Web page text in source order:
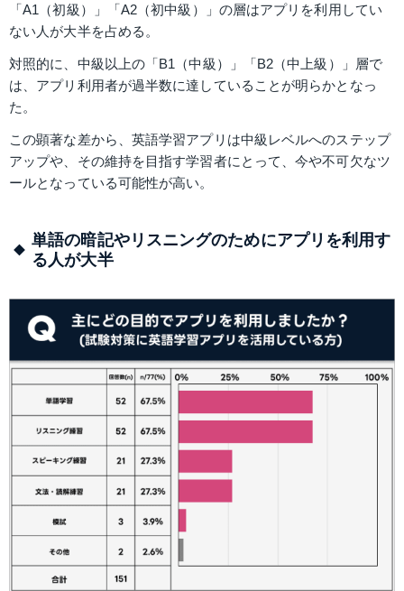
「A1（初級）」「A2（初中級）」の層はアプリを利用してい
ない人が大半を占める。
対照的に、中級以上の「B1（中級）」「B2（中上級）」層で
は、アプリ利用者が過半数に達していることが明らかとなっ
た。
この顕著な差から、英語学習アプリは中級レベルへのステップ
アップや、その維持を目指す学習者にとって、今や不可欠なツ
ールとなっている可能性が高い。
単語の暗記やリスニングのためにアプリを利用す
る人が大半